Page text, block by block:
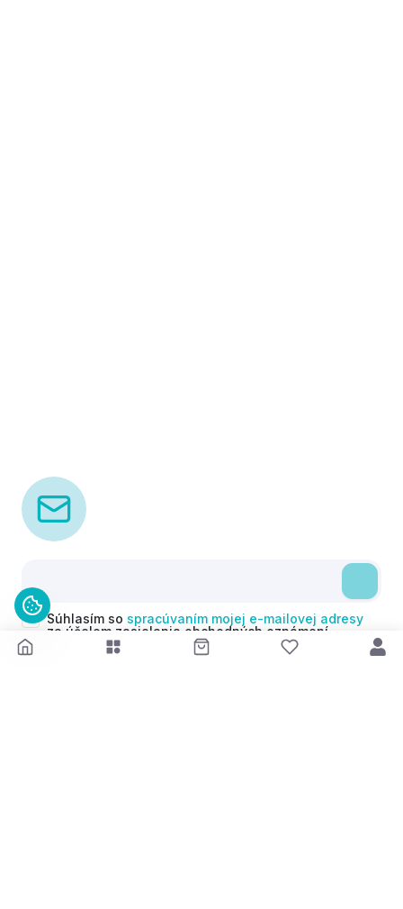
Súhlasím so spracúvaním mojej e-mailovej adresy
za účelom zasielania obchodných oznámení
(newsletterov) v súlade s čl. 6 ods. 1 písm. a)
Nariadenia GDPR. Svoj súhlas môžem kedykoľvek